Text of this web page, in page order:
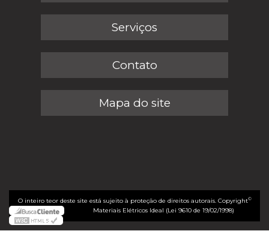
Serviços
Contato
Mapa do site
O inteiro teor deste site está sujeito à proteção de direitos autorais. Copyright©
Materiais Elétricos Ideal (Lei 9610 de 19/02/1998)